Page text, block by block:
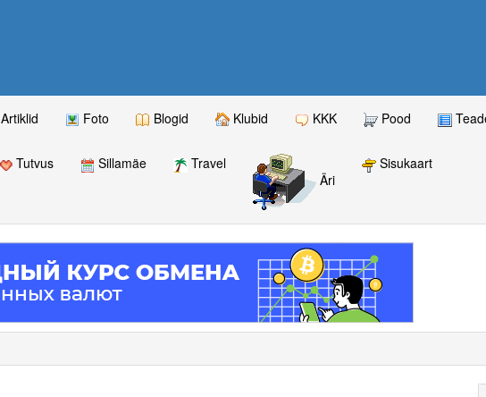
Artiklid Foto Blogid Klubid KKK Pood
Tutvus Sillamäe
Travel
Äri
Sisukaart